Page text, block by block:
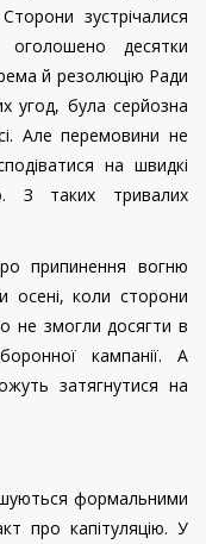
зустрічалися
десятки
й резолюцію Ради
угод, була серйозна
Але перемовини не
на швидкі
З таких тривалих
припинення вогню
осені, коли сторони
не змогли досягти в
кампанії. А
затягнутися на
формальними
про капітуляцію. У